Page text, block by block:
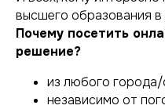
высшего образования
Почему посетить
решение?
из любого
независимо от